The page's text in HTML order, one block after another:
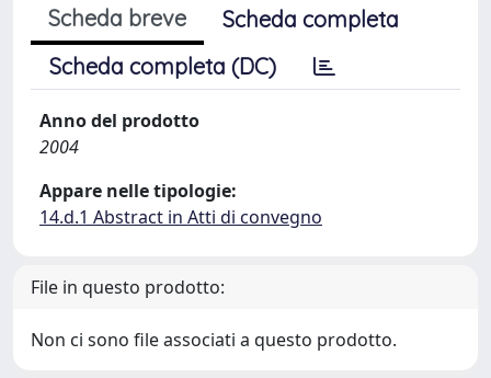
Scheda breve
Scheda completa
Scheda completa (DC)
Anno del prodotto
2004
Appare nelle tipologie:
14.d.1 Abstract in Atti di convegno
File in questo prodotto:
Non ci sono file associati a questo prodotto.